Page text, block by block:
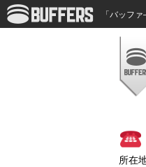
「バッフ
所在